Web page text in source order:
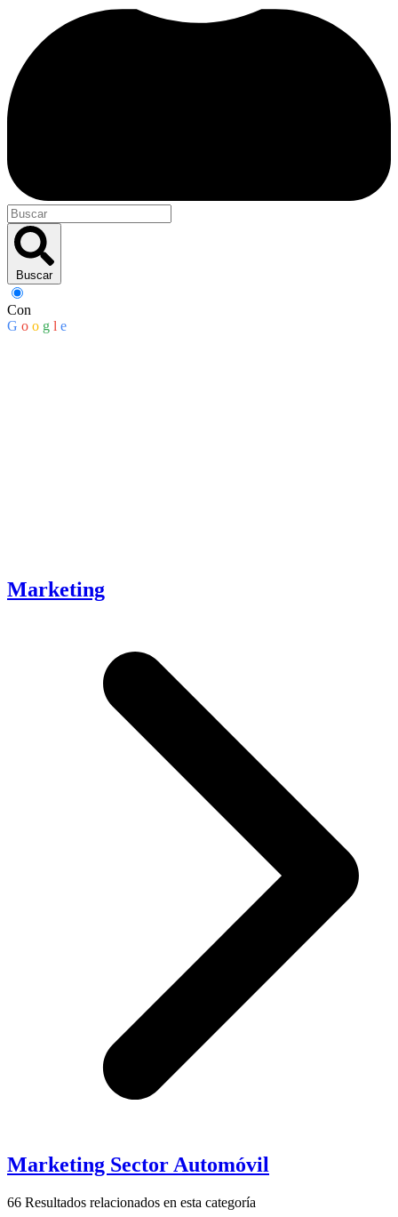
Buscar
Con
G o o g l e
Marketing
Marketing Sector Automóvil
66 Resultados relacionados en esta categoría